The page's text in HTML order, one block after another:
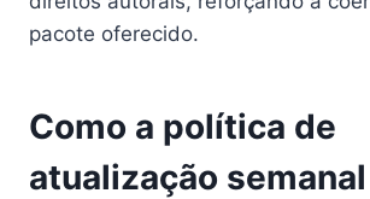
pacote oferecido.
Como a política de
atualização